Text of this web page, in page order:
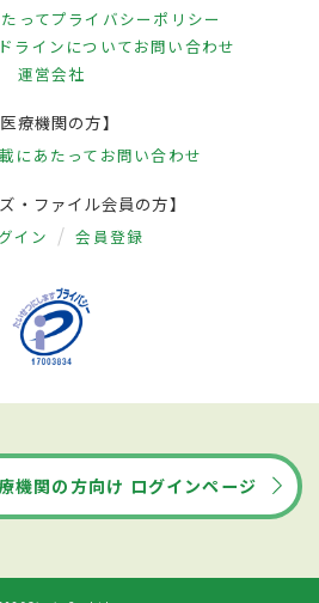
ってプライバシーポリシー
ラインについてお問い合わせ
運営会社
医療機関の方】
にあたって お問い合わせ
・ファイル会員の方】
イン 会員登録
機関の方向け ログインページ